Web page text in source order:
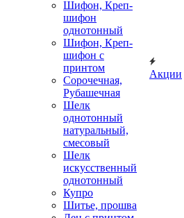
Шифон, Креп-
шифон
однотонный
Шифон, Креп-
шифон с
принтом
Сорочечная,
Рубашечная
Шелк
однотонный
натуральный,
смесовый
Шелк
искусственный
однотонный
Купро
Шитье, прошва
Акции